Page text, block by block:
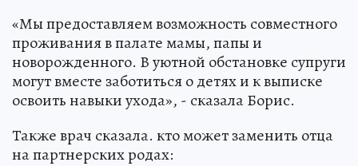
«Мы предоставляем возможность совместного
проживания в палате мамы, папы и
новорожденного. В уютной обстановке супруги
могут вместе заботиться о детях и к выписке
освоить навыки ухода», - сказала Борис.
Также врач сказала. кто может заменить отца
на партнерских родах: